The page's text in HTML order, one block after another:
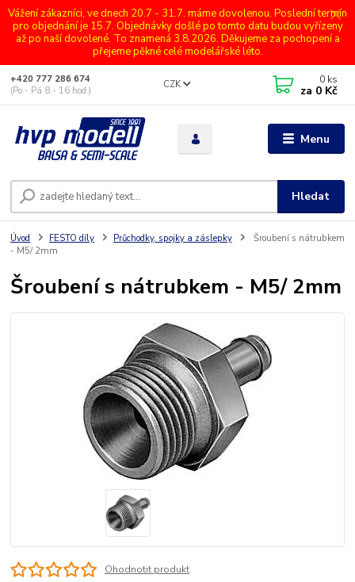
Vážení zákazníci, ve dnech 20.7 - 31.7. máme dovolenou. Poslední termín
pro objednání je 15.7. Objednávky došlé po tomto datu budou vyřízeny
až po naší dovolené. To znamená 3.8.2026. Děkujeme za pochopení a
přejeme pěkné celé modelářské léto.
Menu
CZK
Hledat
+420 777 286 674
(Po - Pá 8 - 16 hod.)
0 ks
za 0 Kč
Úvod FESTO díly Průchodky, spojky a záslepky
Šroubení s nátrubkem
- M5/ 2mm
Šroubení s nátrubkem - M5/ 2mm
Ohodnotit produkt